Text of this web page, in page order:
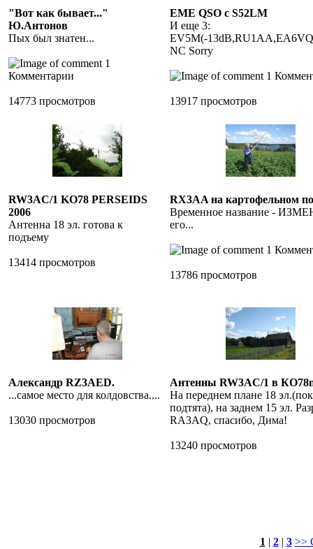
"Вот как бывает..."
Ю.Антонов
Пых был знатен...
1
Комментарии
14773 просмотров
EME QSO c S52LM
И еще 3:
EV5M(-
NC Sorry
1
13917 просмотров
RW3AC/1 KO78 PERSEIDS
2006
Антенна 18 эл. готова к
подъему
13414 просмотров
RX3AA на картофельном
Временное название -
его...
1
13786 просмотров
Александр RZ3AED.
...самое место для колдовства....
13030 просмотров
Антенны RW3AC/1 в
На переднем плане 18
подтята), на заднем 15 эл.
RA3AQ, спасибо, Дима!
13240 просмотров
1 | 2| 3 >>